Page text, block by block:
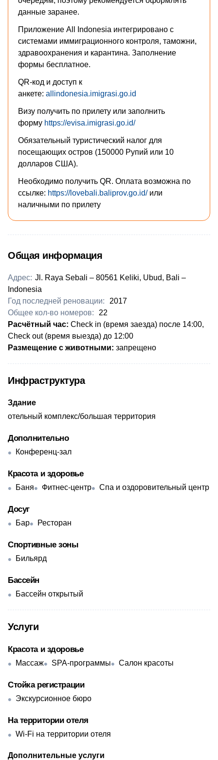
данные заранее.
Приложение All Indonesia интегрировано с
системами иммиграционного контроля, таможни,
здравоохранения и карантина. Заполнение
формы бесплатное.
QR-код и доступ к
анкете: allindonesia.imigrasi.go.id
Визу получить по прилету или заполнить
форму https://evisa.imigrasi.go.id/
Обязательный туристический налог для
посещающих остров (150000 Рупий или 10
долларов США).
Необходимо получить QR. Оплата возможна по
ссылке: https://lovebali.baliprov.go.id/или
наличными по прилету
Общая информация
Адрес: Jl. Raya Sebali – 80561 Keliki, Ubud, Bali –
Indonesia
Год последней реновации:
2017
Общее кол-во номеров:
22
Расчётный час: Check in (время заезда) после 14:00,
Check out (время выезда) до 12:00
Размещение с животными: запрещено
Инфраструктура
Здание
отельный комплекс/большая территория
Дополнительно
Конференц-зал
Красота и здоровье
Баня Фитнес-центр Спа и оздоровительный центр
Досуг
Бар Ресторан
Спортивные зоны
Бильярд
Бассейн
Бассейн открытый
Услуги
Красота и здоровье
Массаж SPA-программы Салон красоты
Стойка регистрации
Экскурсионное бюро
На территории отеля
Wi-Fi на территории отеля
Дополнительные услуги